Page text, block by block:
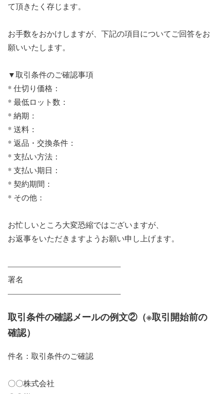
て頂きたく存じます。
お手数をおかけしますが、下記の項目についてご回答をお
願いいたします。
▼取引条件のご確認事項
* 仕切り価格：
* 最低ロット数：
* 納期：
* 送料：
* 返品・交換条件：
* 支払い方法：
* 支払い期日：
* 契約期間：
* その他：
お忙しいところ大変恐縮ではございますが、
お返事をいただきますようお願い申し上げます。
——————————————–
署名
——————————————–
取引条件の確認メールの例文②（※取引開始前の
確認）
件名：取引条件のご確認
〇〇株式会社